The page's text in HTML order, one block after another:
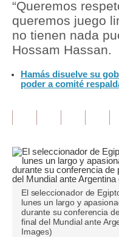
Tu Dinero
Finanzas Personales
Inmobiliarias
Opinión
Editorial
Pregunta de hoy
Blogs
Tendencias
“Queremos
queremos juego
no tienen nada
Hossam Hassan.
Hamás disuelve su
poder a comité
El seleccionador de
lunes un largo y
durante su conferencia
final del Mundial ante
Images)